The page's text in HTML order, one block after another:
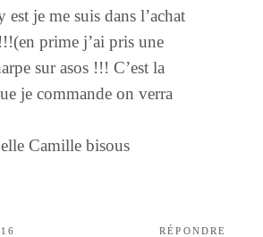
est je me suis dans l’achat
prime j’ai pris une
sur asos !!! C’est la
je commande on verra
Camille bisous
RÉPONDRE